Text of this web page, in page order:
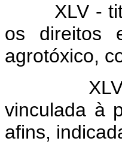
XLV -
os direitos
agrotóxico,
vinculada à
afins,